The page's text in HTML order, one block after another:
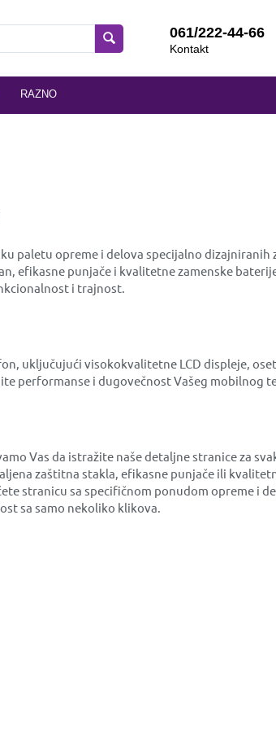
061/222-44-66
Kontakt
RAZNO
opreme i delova specijalno dizajniranih
efikasne punjače i kvalitetne zamenske
i trajnost.
uključujući visokokvalitetne LCD displeje,
performanse i dugovečnost Vašeg mobilnog
Vas da istražite naše detaljne stranice za
zaštitna stakla, efikasne punjače ili
stranicu sa specifičnom ponudom opreme i
sa samo nekoliko klikova.